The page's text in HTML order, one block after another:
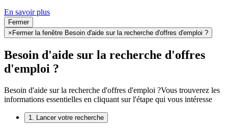
En savoir plus
Fermer
× Fermer la fenêtre Besoin d'aide sur la recherche d'offres d'emploi ?
Besoin d'aide sur la recherche d'offres
d'emploi ?
Besoin d'aide sur la recherche d'offres d'emploi ?Vous trouverez les
informations essentielles en cliquant sur l'étape qui vous intéresse
1. Lancer votre recherche